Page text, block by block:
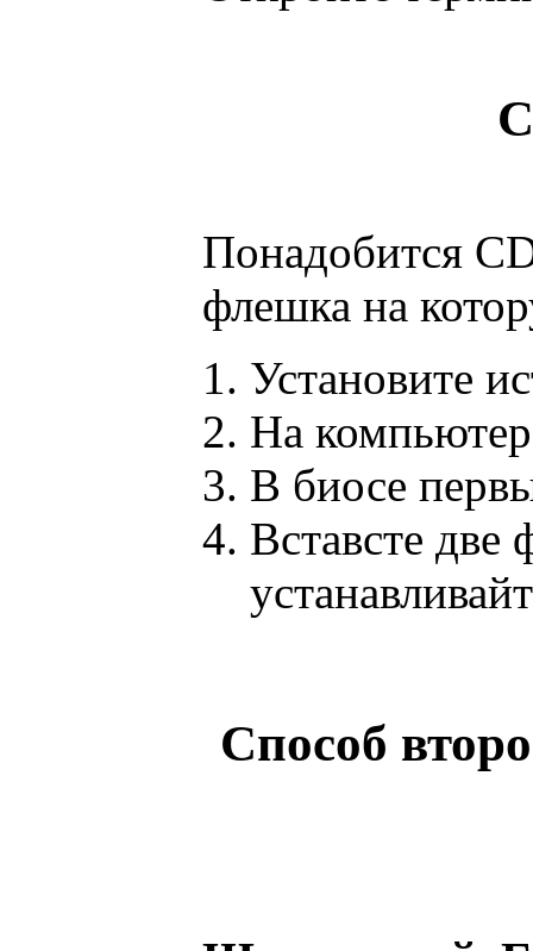
Понадобится
флешка на
Установите
На
В биосе
Вставсте две
Способ